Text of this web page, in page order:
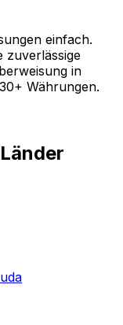
einfach.
zuverlässige
in
Währungen.